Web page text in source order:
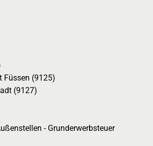
Füssen (9125)
(9127)
- Grunderwerbsteuer